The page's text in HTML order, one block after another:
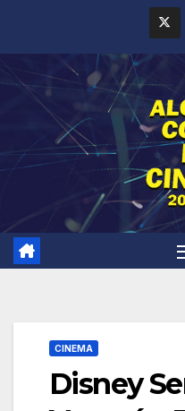
CINEMA
Disney